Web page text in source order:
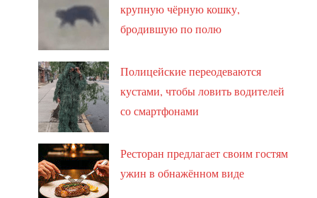
крупную чёрную кошку,
бродившую по полю
Полицейские переодеваются
кустами, чтобы ловить водителей
со смартфонами
Ресторан предлагает своим гостям
ужин в обнажённом виде